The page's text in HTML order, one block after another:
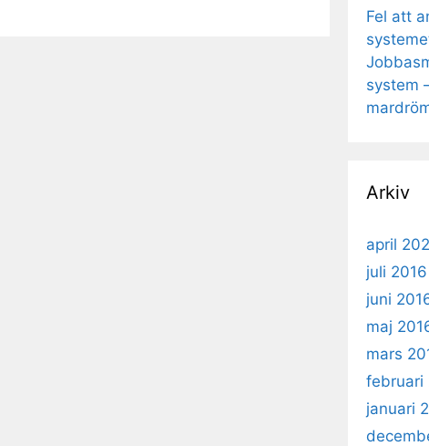
Fel att
system
Arkiv
april
juli 2016
juni
maj
mars
februari
januari